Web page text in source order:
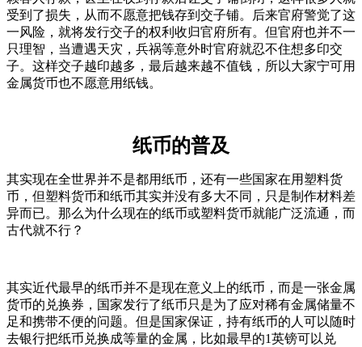
受到了损失，从而不愿意把钱存到交子铺。后来官府警觉了这
一风险，就将发行交子的权利收归官府所有。但官府也并不一
只理智，当遭遇天灾，兵祸等意外时官府就忍不住想多印交
子。这样交子越印越多，最后越来越不值钱，所以大家宁可用
金属货币也不愿意用纸钱。
纸币的普及
其实现在全世界并不是都用纸币，还有一些国家在用塑料货
币，但塑料货币和纸币其实并没有多大不同，只是制作材料差
异而已。那么为什么现在的纸币或塑料货币就能广泛流通，而
古代就不行？
其实近代最早的纸币并不是现在意义上的纸币，而是一张金属
货币的兑换券，国家发行了纸币只是为了应对稀有金属储量不
足和携带不便的问题。但是国家保证，持有纸币的人可以随时
去银行把纸币兑换成等量的金属，比如最早的1英镑可以兑